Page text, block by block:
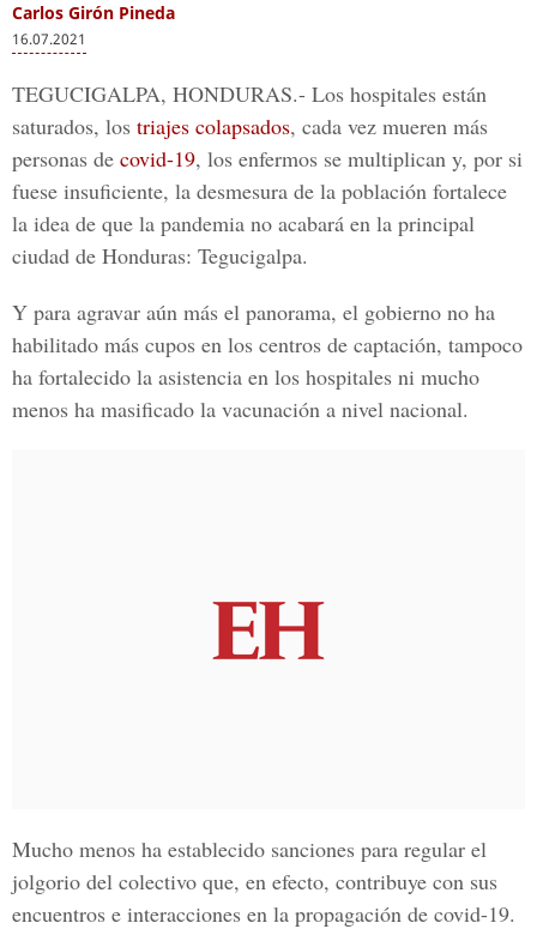
Carlos Girón Pineda
16.07.2021
TEGUCIGALPA, HONDURAS.- Los hospitales están
saturados, los triajes colapsados, cada vez mueren más
personas de covid-19, los enfermos se multiplican y, por si
fuese insuficiente, la desmesura de la población fortalece
la idea de que la pandemia no acabará en la principal
ciudad de Honduras: Tegucigalpa.
Y para agravar aún más el panorama, el gobierno no ha
habilitado más cupos en los centros de captación, tampoco
ha fortalecido la asistencia en los hospitales ni mucho
menos ha masificado la vacunación a nivel nacional.
Mucho menos ha establecido sanciones para regular el
jolgorio del colectivo que, en efecto, contribuye con sus
encuentros e interacciones en la propagación de covid-19.